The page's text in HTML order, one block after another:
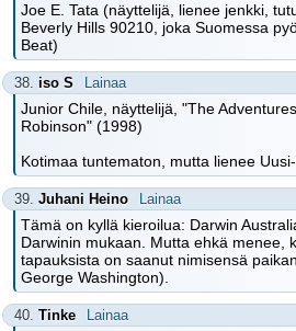
Joe E. Tata (näyttelijä, lienee jenkki,
Beverly Hills 90210, joka Suomessa
Beat)
38. iso S Lainaa
Junior Chile, näyttelijä, "The
Robinson" (1998)
Kotimaa tuntematon, mutta lienee
39. Juhani Heino Lainaa
Tämä on kyllä kieroilua: Darwin
Darwinin mukaan. Mutta ehkä menee,
tapauksista on saanut nimisensä
George Washington).
40. Tinke Lainaa